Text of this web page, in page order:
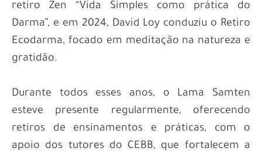
retiro Zen “Vida Simples como prática do
Darma”, e em 2024, David Loy conduziu o Retiro
Ecodarma, focado em meditação na natureza e
gratidão.
Durante todos esses anos, o Lama Samten
esteve presente regularmente, oferecendo
retiros de ensinamentos e práticas, com o
apoio dos tutores do CEBB, que fortalecem a